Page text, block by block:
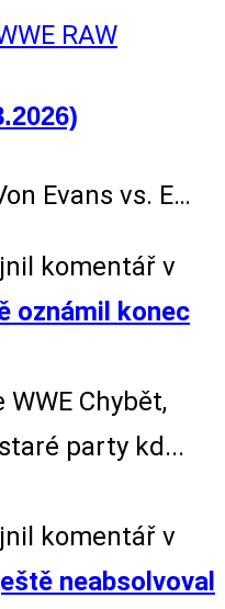
Evans vs. E…
komentář v
oznámil konec
WWE Chybět,
party kd...
komentář v
neabsolvoval